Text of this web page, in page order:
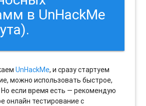
в UnHackMe
UnHackMe, и сразу стартуем
можно использовать быстрое,
Но если время есть — рекомендую
онлайн тестирование с